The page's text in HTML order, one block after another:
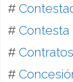
#
#
# Contratos
#